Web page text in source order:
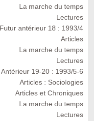
La marche du temps
Lectures
Futur antérieur 18 : 1993/4
Articles
La marche du temps
Lectures
19-20 : 1993/5-6
Articles : Sociologies
Articles et Chroniques
La marche du temps
Lectures